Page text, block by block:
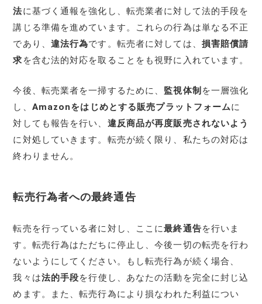
法に基づく通報を強化し、転売業者に対して法的手段を
講じる準備を進めています。これらの行為は単なる不正
であり、 違法行為です。転売者に対しては、 損害賠償請
求 を含む法的対応を取ることをも視野に入れています。
今後、転売業者を一掃するために、 監視体制 を一層強化
し、 Amazonをはじめとする販売プラットフォームに
対しても報告を行い、 違反商品が再度販売されないよう
に対処していきます。転売が続く限り、私たちの対応は
終わりません。
転売行為者への最終通告
転売を行っている者に対し、ここに最終通告を行いま
す。転売行為はただちに停止し、今後一切の転売を行わ
ないようにしてください。もし転売行為が続く場合、
我々は法的手段を行使し、あなたの活動を完全に封じ込
めます。また、転売行為により損なわれた利益につい